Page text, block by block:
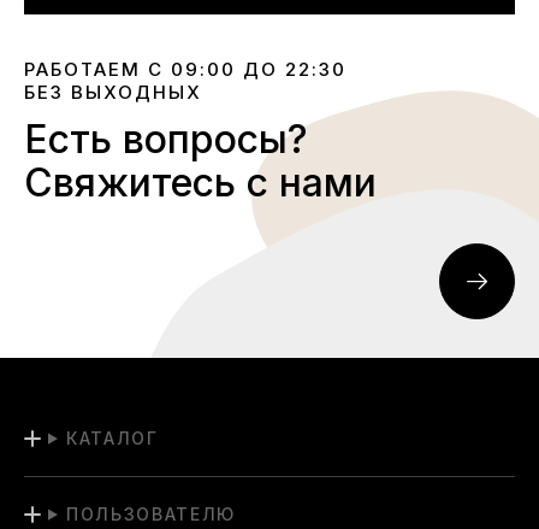
РАБОТАЕМ С 09:00 ДО 22:30
БЕЗ ВЫХОДНЫХ
Есть вопросы?
Свяжитесь с нами
КАТАЛОГ
ПОЛЬЗОВАТЕЛЮ